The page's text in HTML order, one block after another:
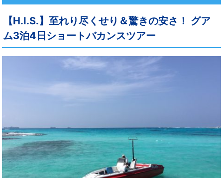
【H.I.S.】至れり尽くせり＆驚きの安さ！ グア
ム3泊4日ショートバカンスツアー